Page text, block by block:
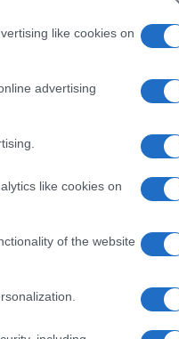
like cookies on
advertising
like cookies on
of the website